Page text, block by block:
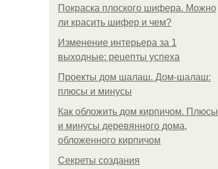
Покраска плоского шифера. Можно
ли красить шифер и чем?
Изменение интерьера за 1
выходные: рецепты успеха
Проекты дом шалаш. Дом-шалаш:
плюсы и минусы
Как обложить дом кирпичом. Плюсы
и минусы деревянного дома,
обложенного кирпичом
Секреты создания